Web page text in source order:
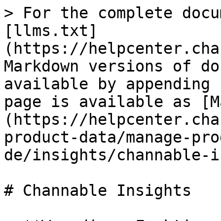
> For the complete
[llms.txt]
(https://
Markdown versions of
available by
page is available as
(https://
product-data/manage-
de/insights/channable-
# Channable Insights